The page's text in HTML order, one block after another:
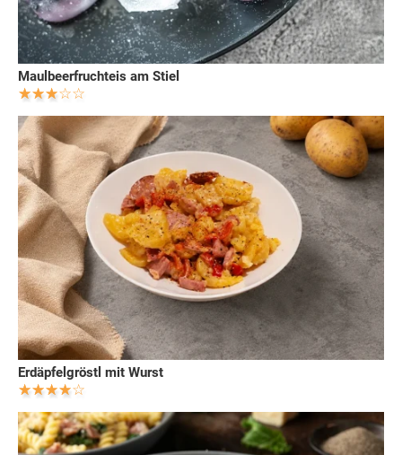
Maulbeerfruchteis am Stiel
Erdäpfelgröstl mit Wurst